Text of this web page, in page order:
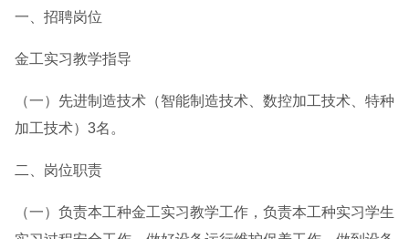
一、招聘岗位
金工实习教学指导
（一）先进制造技术（智能制造技术、数控加工技术、特种
加工技术）3名。
二、岗位职责
（一）负责本工种金工实习教学工作，负责本工种实习学生